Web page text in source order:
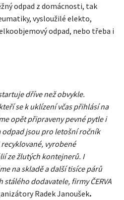
odpad z domácnosti, tak
vysloužilé elekto,
odpad, nebo třeba i
dříve než obvykle.
se k uklízení včas přihlásí na
opět připraveny pevné pytle i
odpad jsou pro letošní ročník
vyrobené
ze žlutých kontejnerů. I
na skladě a další tisíce párů
dodavatele, firmy ČERVA
Radek Janoušek.